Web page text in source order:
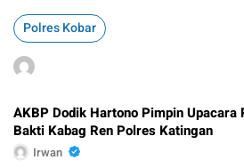
Polres Kobar
AKBP Dodik Hartono Pimpin Upacara
Bakti Kabag Ren Polres Katingan
Irwan